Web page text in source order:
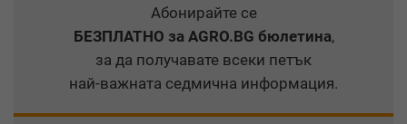
Абонирайте се
БЕЗПЛАТНО за AGRO.BG бюлетина,
за да получавате всеки петък
най-важната седмична информация.